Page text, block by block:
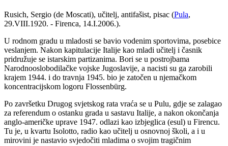
Rusich, Sergio (de Moscati), učitelj, antifašist, pisac (Pula,
29.VIII.1920. - Firenca, 14.I.2006.).
U rodnom gradu u mladosti se bavio vodenim sportovima, posebice
veslanjem. Nakon kapitulacije Italije kao mladi učitelj i časnik
pridružuje se istarskim partizanima. Bori se u postrojbama
Narodnooslobodilačke vojske Jugoslavije, a nacisti su ga zarobili
krajem 1944. i do travnja 1945. bio je zatočen u njemačkom
koncentracijskom logoru Flossenbürg.
Po završetku Drugog svjetskog rata vraća se u Pulu, gdje se zalagao
za referendum o ostanku grada u sastavu Italije, a nakon okončanja
anglo-američke uprave 1947. odlazi kao izbjeglica (esul) u Firencu.
Tu je, u kvartu Isolotto, radio kao učitelj u osnovnoj školi, a i u
mirovini je nastavio svjedočiti mladima o svojim tragičnim